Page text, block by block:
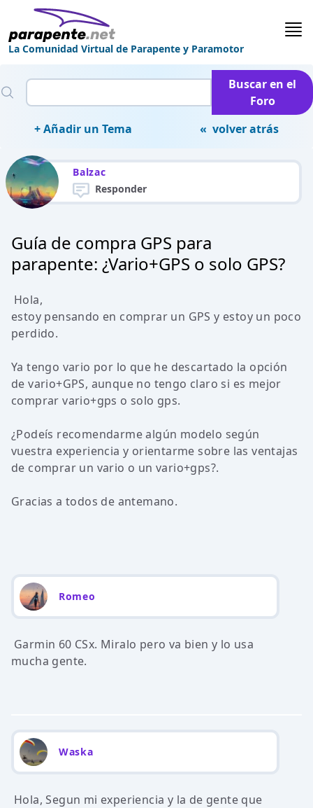
La Comunidad Virtual de Parapente y Paramotor
Buscar en el
Foro
+ Añadir un Tema
« volver atrás
Balzac
Responder
Guía de compra GPS para
parapente: ¿Vario+GPS o solo GPS?
Hola,
estoy pensando en comprar un GPS y estoy un poco
perdido.
Ya tengo vario por lo que he descartado la opción
de vario+GPS, aunque no tengo claro si es mejor
comprar vario+gps o solo gps.
¿Podeís recomendarme algún modelo según
vuestra experiencia y orientarme sobre las ventajas
de comprar un vario o un vario+gps?.
Gracias a todos de antemano.
Romeo
Garmin 60 CSx. Miralo pero va bien y lo usa
mucha gente.
Waska
Hola, Segun mi experiencia y la de gente que